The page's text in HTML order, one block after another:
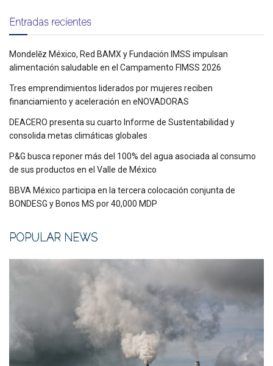
Entradas recientes
Mondelēz México, Red BAMX y Fundación IMSS impulsan
alimentación saludable en el Campamento FIMSS 2026
Tres emprendimientos liderados por mujeres reciben
financiamiento y aceleración en eNOVADORAS
DEACERO presenta su cuarto Informe de Sustentabilidad y
consolida metas climáticas globales
P&G busca reponer más del 100% del agua asociada al consumo
de sus productos en el Valle de México
BBVA México participa en la tercera colocación conjunta de
BONDESG y Bonos MS por 40,000 MDP
POPULAR NEWS